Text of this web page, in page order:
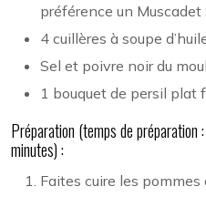
préférence un
4 cuillères à soupe
Sel et poivre noir du
1 bouquet de persil plat
Préparation (temps de
minutes) :
Faites cuire les pommes